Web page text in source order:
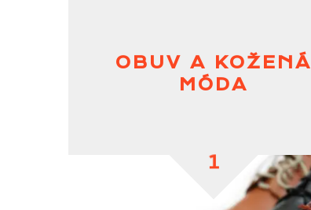
OBUV A KOŽENÁ
MÓDA
1